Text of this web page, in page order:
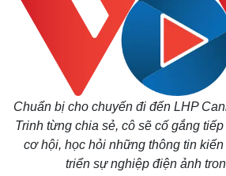
Kinh tế
Bất động sản
Khởi nghiệp
Chuẩn bị cho chuyến đi đến LHP
Trinh từng chia sẻ, cô sẽ cố gắng
cơ hội, học hỏi những thông tin
triển sự nghiệp điện ảnh